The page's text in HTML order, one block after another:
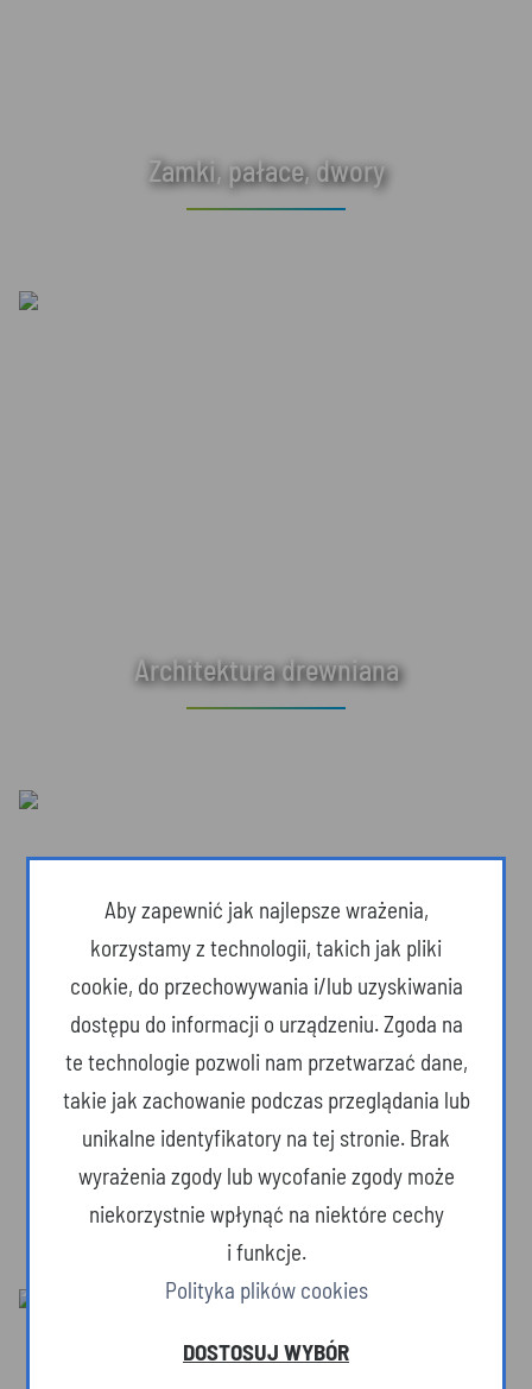
Zamki, pałace, dwory
Architektura drewniana
Dzika przyroda
Aby zapewnić jak najlepsze wrażenia,
korzystamy z technologii, takich jak pliki
cookie, do przechowywania i/lub uzyskiwania
dostępu do informacji o urządzeniu. Zgoda na
te technologie pozwoli nam przetwarzać dane,
takie jak zachowanie podczas przeglądania lub
unikalne identyfikatory na tej stronie. Brak
wyrażenia zgody lub wycofanie zgody może
niekorzystnie wpłynąć na niektóre cechy
i funkcje.
Polityka plików cookies
DOSTOSUJ WYBÓR